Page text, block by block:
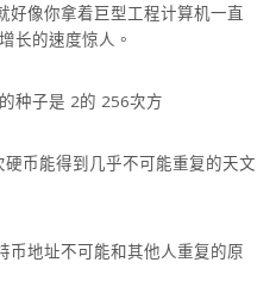
好像你拿着巨型工程计算机一直
长的速度惊人。
种子是 2的 256次方
币能得到几乎不可能重复的天文
币地址不可能和其他人重复的原